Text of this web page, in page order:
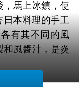
，馬上冰鎮，使
日本料理的手工
有其不同的風
和風醬汁，是炎
涼麵